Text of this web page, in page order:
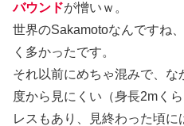
バウンドが憎いｗ。
世界のSakamotoなんですね
く多かったです。
それ以前にめちゃ混みで、
度から見にくい（身長2mく
レスもあり、見終わった頃に